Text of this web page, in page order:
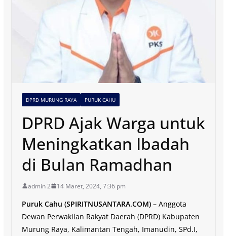
DPRD MURUNG RAYA PURUK CAHU
DPRD Ajak Warga untuk
Meningkatkan Ibadah
di Bulan Ramadhan
admin 2 14 Maret, 2024, 7:36 pm
Puruk Cahu (SPIRITNUSANTARA.COM) –Anggota
Dewan Perwakilan Rakyat Daerah (DPRD) Kabupaten
Murung Raya, Kalimantan Tengah, Imanudin, SPd.I,